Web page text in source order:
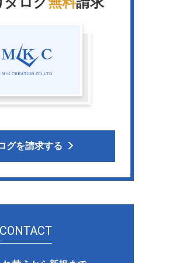
グを請求する
CONTACT